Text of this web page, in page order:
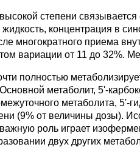
степени
концентрация в
многократного приема
вариации от 11 до 32%.
полностью
метаболит, 5'-
метаболита, 5'-
(9% от величины дозы).
роль играет
двух других